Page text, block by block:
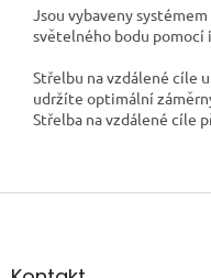
Jsou vybaveny
světelného bodu
Střelbu na vzdálené cíle
udržíte optimální
Střelba na vzdálené cíle
Z